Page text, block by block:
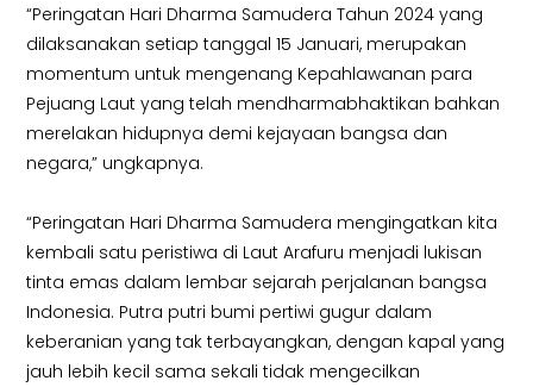
“Peringatan Hari Dharma Samudera Tahun 2024 yang
dilaksanakan setiap tanggal 15 Januari, merupakan
momentum untuk mengenang Kepahlawanan para
Pejuang Laut yang telah mendharmabhaktikan bahkan
merelakan hidupnya demi kejayaan bangsa dan
negara,” ungkapnya.
“Peringatan Hari Dharma Samudera mengingatkan kita
kembali satu peristiwa di Laut Arafuru menjadi lukisan
tinta emas dalam lembar sejarah perjalanan bangsa
Indonesia. Putra putri bumi pertiwi gugur dalam
keberanian yang tak terbayangkan, dengan kapal yang
jauh lebih kecil sama sekali tidak mengecilkan